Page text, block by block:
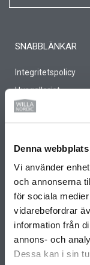
Denna
Vi använder
och annonserna
för sociala
vidarebefordrar
information från
annons- och
Dessa kan i sin
SNABBLÄNKAR
Integritetspolicy
Husgalleriet
Årets Hus 2026
Kontakt
Miljö- och
Partners
Unik byggmetod
BO2049